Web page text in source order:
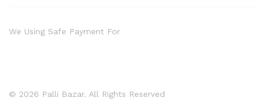
© 2026 Palli Bazar. All Rights Reserved
We Using Safe Payment For